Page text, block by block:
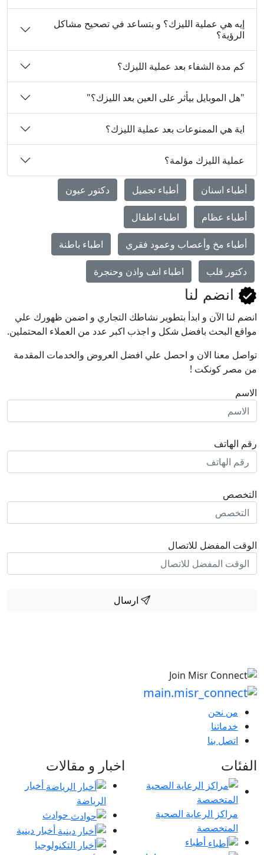
إيه هي عملية الليزك؟ و بتساعد في تصحيح مشاكل
الرؤية؟
كم مدة الشفاء بعد عملية الليزك؟
"هل الموبايل بيأثر على العين بعد الليزك؟"
اية هي الممنوعات بعد عملية الليزك؟
عملية الليزك مؤلمة؟
أطباء اسنان أطباء تجميل دكتور عيون
أطباء عظام اطباء اطفال
أطباء مخ وأعصاب وعمود فقري اطباء باطنة
دكتور قلب اطباء انف واذن وحنجرة
انضم لنا
انضم لنا اﻵن و ابدأ بتطوير نشاطك التجاري و اضمن ظهورك علي
مواقع البحث بافضل شكل و اجذب اكبر عدد من العملاء المحتملين.
تواصل معنا الان و احصل علي افضل العروض والخدمات المقدمة
من مصر كونكت !
الاسم
رقم الهاتف
التخصص
الوقت المفضل للاتصال
ارسال
من نحن
خدماتنا
اتصل بنا
الفئات
مراكز الرعاية الصحية
المتخصصة
أطباء
اخبار و مقالات
أخبار
الرياضة
حوادث
أخبار دينية